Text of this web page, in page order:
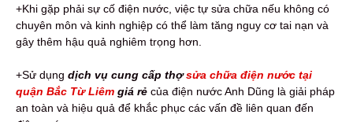
+Khi gặp phải sự cố điện nước, việc tự sửa chữa nếu không có
chuyên môn và kinh nghiệp có thể làm tăng nguy cơ tai nạn và
gây thêm hậu quả nghiêm trọng hơn.
+Sử dụng dịch vụ cung cấp thợsửa chữa điện nước tại
quận Bắc Từ Liêm giá rẻ của điện nước Anh Dũng là giải pháp
an toàn và hiệu quả để khắc phục các vấn đề liên quan đến